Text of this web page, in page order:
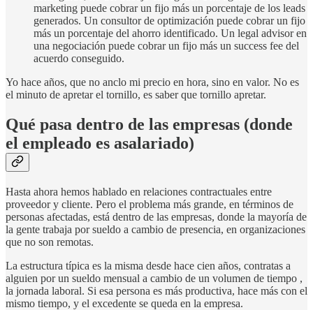
marketing puede cobrar un fijo más un porcentaje de los leads
generados. Un consultor de optimización puede cobrar un fijo
más un porcentaje del ahorro identificado. Un legal advisor en
una negociación puede cobrar un fijo más un success fee del
acuerdo conseguido.
Yo hace años, que no anclo mi precio en hora, sino en valor. No es
el minuto de apretar el tornillo, es saber que tornillo apretar.
Qué pasa dentro de las empresas (donde
el empleado es asalariado)
Hasta ahora hemos hablado en relaciones contractuales entre
proveedor y cliente. Pero el problema más grande, en términos de
personas afectadas, está dentro de las empresas, donde la mayoría de
la gente trabaja por sueldo a cambio de presencia, en organizaciones
que no son remotas.
La estructura típica es la misma desde hace cien años, contratas a
alguien por un sueldo mensual a cambio de un volumen de tiempo ,
la jornada laboral. Si esa persona es más productiva, hace más con el
mismo tiempo, y el excedente se queda en la empresa.